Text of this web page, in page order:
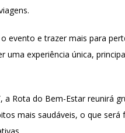
evento e trazer mais para
experiência única,
a Rota do Bem-Estar reunirá
mais saudáveis, o que